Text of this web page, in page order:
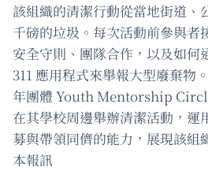
該組織的清潔行動從當地街道、
千磅的垃圾。每次活動前參與者
安全守則、團隊合作，以及如何
311 應用程式來舉報大型廢棄物
年團體 Youth Mentorship
在其學校周邊舉辦清潔活動，運
募與帶領同儕的能力，展現該組
本報訊